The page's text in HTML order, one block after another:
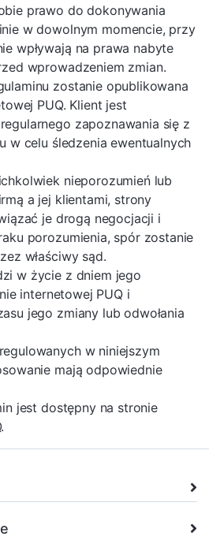
prawo do dokonywania
w dowolnym momencie, przy
wpływają na prawa nabyte
wprowadzeniem zmian.
zostanie opublikowana
PUQ. Klient jest
zapoznawania się z
w celu śledzenia ewentualnych
nieporozumień lub
a jej klientami, strony
je drogą negocjacji i
porozumienia, spór zostanie
właściwy sąd.
w życie z dniem jego
internetowej PUQ i
jego zmiany lub odwołania
w niniejszym
mają odpowiednie
jest dostępny na stronie